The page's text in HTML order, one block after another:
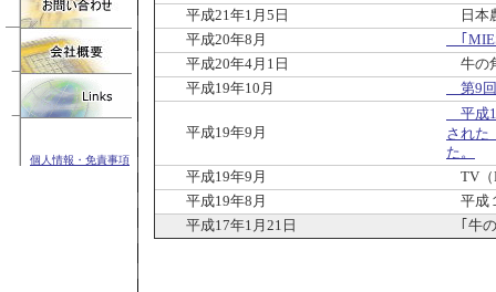
平成21年1月5日
日本
平成20年8月
｢
平成20年4月1日
牛の
平成19年10月
第9回
平成19年9月
平成
された
た。
平成19年9月
TV（
平成19年8月
平成
平成17年1月21日
｢牛の
個人情報・免責事項